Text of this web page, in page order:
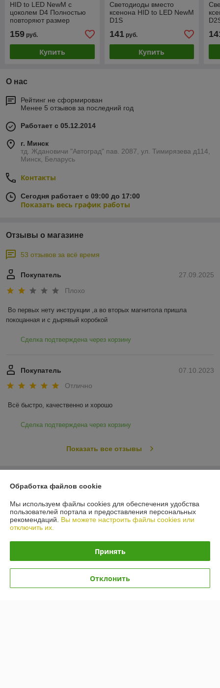
HID to LED NewM c
цоколем D4 Полностью
повторяют размер
159 руб.
Купить
Светодиоды вместо
ксенона HID to LED NewM
D1S
141руб.
Купить
О нас
Рейтинг не сформирован
Менее 5 отзывов за последний год
Работает с 05.12.2014
г. Минск
тд. Ждановичи "Автоград" пав. 2087, ул. Тимирязева д114,
Минск, Беларусь
Контакты
Сегодня работает с 09:00 до 17:00
Показать весь график работы
Отзывы о магазине
53 отзывов за всё время
27.09.2025
Покупатель
Плохо
Во первых нету инструкции ,а во вторых магнитола пришла
покоцанная и с дырявый коробкой
Сделка подтверждена через корзину
07.10.2023
Покупатель
Отлично
Всё быстро, качественно и хорошо
Сделка подтверждена через корзину
Показать все отзывы
О нас
Контакты
Доставка и оплата
Обработка файлов cookie
Мы используем файлы cookies для обеспечения удобства
пользователей портала и предоставления персональных
рекомендаций. Вы можете настроить файлы cookies или
отключить их.
Принять
Отклонить